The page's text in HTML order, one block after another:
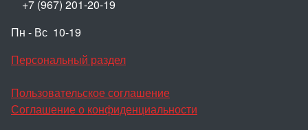
+7 (967) 201-20-19
Пн - Вс 10-19
Персональный раздел
Пользовательское соглашение
Соглашение о конфиденциальности